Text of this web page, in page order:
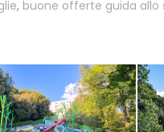
, buone offerte guida allo